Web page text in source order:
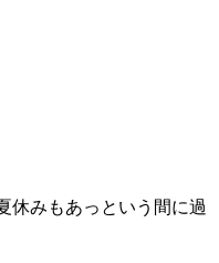
休みもあっという間に過